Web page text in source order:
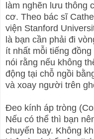
làm nghẽn lưu thông
cơ. Theo bác sĩ
viện Stanford
là bạn cần phải đi
ít nhất mỗi tiếng
nói rằng nếu không
động tại chỗ ngồi
và xoay người trên
Đeo kính áp tròng
Nếu có thể thì bạn
chuyến bay. Không